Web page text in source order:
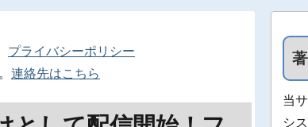
プライバシーポリシー
連絡先はこちら
当
シ